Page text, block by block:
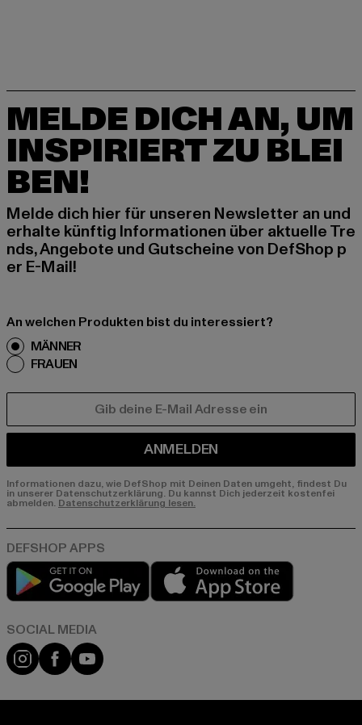
MELDE DICH AN, UM
INSPIRIERT ZU BLEI
BEN!
Melde dich hier für unseren Newsletter an und
erhalte künftig Informationen über aktuelle Tre
nds, Angebote und Gutscheine von DefShop p
er E-Mail!
An welchen Produkten bist du interessiert?
MÄNNER
FRAUEN
ANMELDEN
Informationen dazu, wie DefShop mit Deinen Daten umgeht, findest Du
in unserer Datenschutzerklärung. Du kannst Dich jederzeit kostenfei
abmelden. Datenschutzerklärung lesen.
Play market
Instagram
FacebookYouTube